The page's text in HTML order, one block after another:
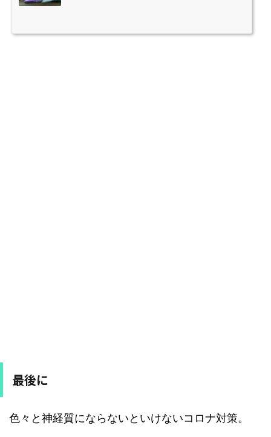
最後に
色々と神経質にならないといけないコロナ対策。